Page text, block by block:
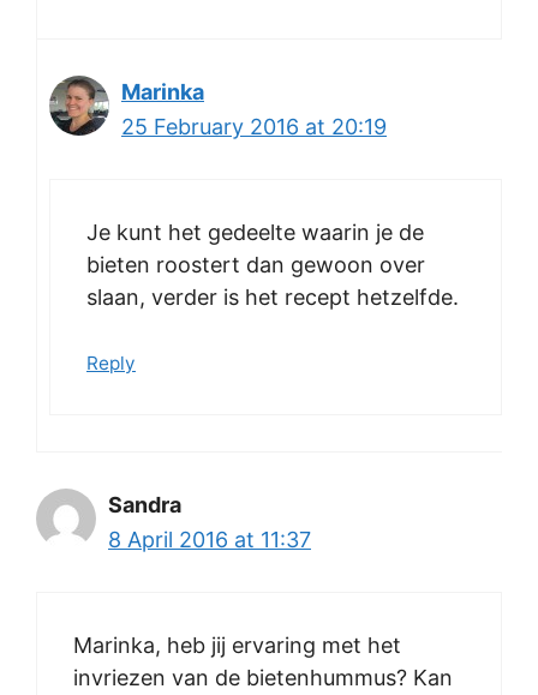
Marinka
25 February 2016 at 20:19
Je kunt het gedeelte waarin je de
bieten roostert dan gewoon over
slaan, verder is het recept hetzelfde.
Reply
Sandra
8 April 2016 at 11:37
Marinka, heb jij ervaring met het
invriezen van de bietenhummus? Kan